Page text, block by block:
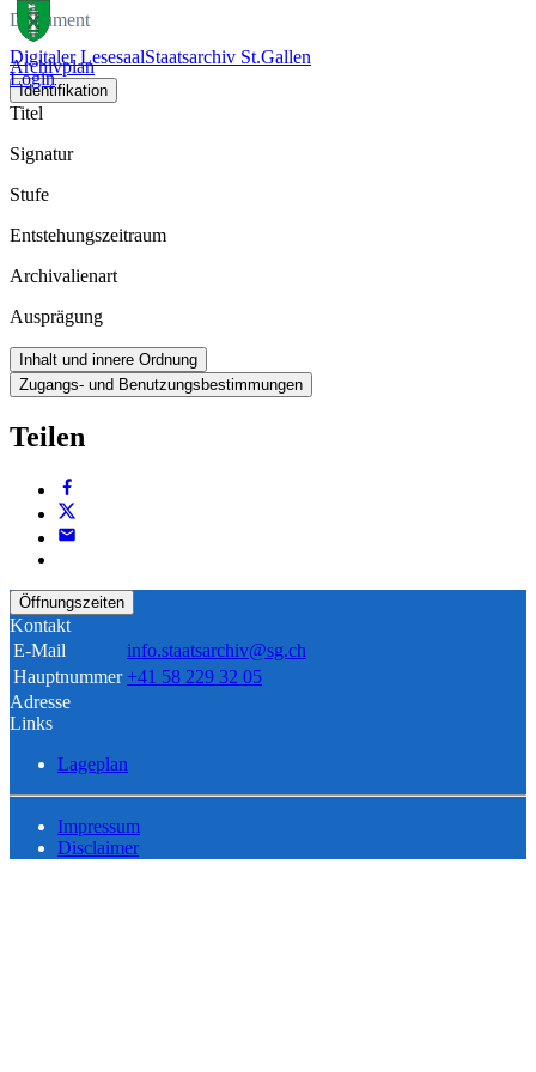
Digitaler LesesaalStaatsarchiv St.Gallen
Login
Dokument
Archivplan
Identifikation
Titel
Signatur
Stufe
Entstehungszeitraum
Archivalienart
Ausprägung
Inhalt und innere Ordnung
Zugangs- und Benutzungsbestimmungen
Teilen
Öffnungszeiten
Kontakt
E-Mail
info.staatsarchiv@sg.ch
Hauptnummer +41 58 229 32 05
Adresse
Links
Lageplan
Impressum
Disclaimer